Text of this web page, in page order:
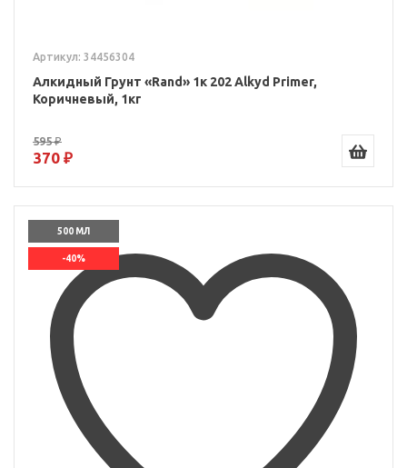
Артикул: 34456304
Алкидный Грунт «Rand» 1к 202 Alkyd Primer,
Коричневый, 1кг
595 ₽
370 ₽
500 МЛ
-40%